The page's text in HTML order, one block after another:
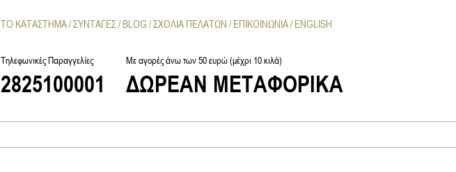
Τηλεφωνικές Παραγγελίες
2825100001
Με αγορές άνω των 50 ευρώ (μέχρι 10 κιλά)
ΔΩΡΕΑΝ ΜΕΤΑΦΟΡΙΚΑ
ΤΟ ΚΑΤΑΣΤΗΜΑ ΣΥΝΤΑΓΕΣ BLOG ΣΧΟΛΙΑ ΠΕΛΑΤΩΝ ΕΠΙΚΟΙΝΩΝΙΑ ENGLISH